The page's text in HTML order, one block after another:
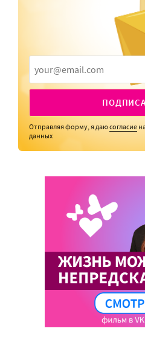
Отправляя форму, я даюсогласие
данных